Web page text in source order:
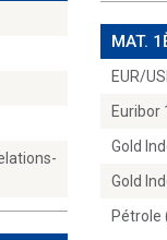
MAT.
EUR/
Euribor
Gold
Gold
Pétrole